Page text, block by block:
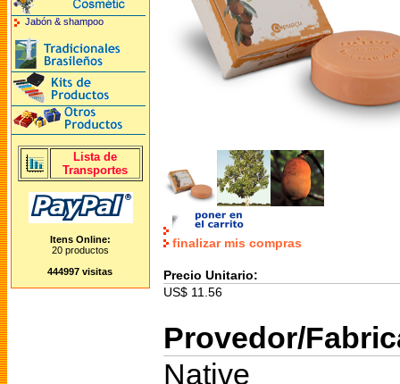
Jabón & shampoo
Lista de
Transportes
Itens Online:
20 productos
444997 visitas
finalizar mis compras
Precio Unitario:
US$ 11.56
Provedor/
Native